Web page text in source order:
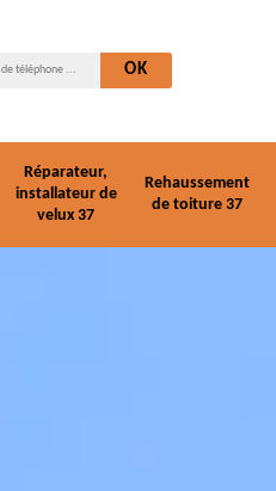
Réparateur,
installateur de
velux 37
Rehaussement
de toiture 37